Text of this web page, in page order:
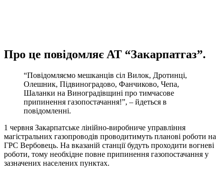
Про це повідомляє АТ “Закарпатгаз”.
“Повідомляємо мешканців сіл Вилок, Дротинці,
Олешник, Підвиноградово, Фанчиково, Чепа,
Шаланки на Виноградівщині про тимчасове
припинення газопостачання!”, – йдеться в
повідомленні.
1 червня Закарпатське лінійно-виробниче управління
магістральних газопроводів проводитимуть планові роботи на
ГРС Вербовець. На вказаній станції будуть проходити вогневі
роботи, тому необхідне повне припинення газопостачання у
зазначених населених пунктах.